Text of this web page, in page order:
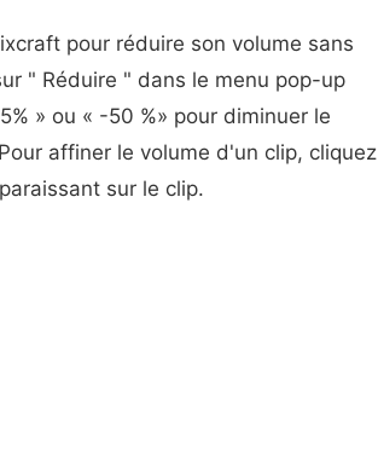
pour réduire son volume sans
" Réduire " dans le menu pop-up
» ou « -50 %» pour diminuer le
affiner le volume d'un clip, cliquez
sur ​​le clip.